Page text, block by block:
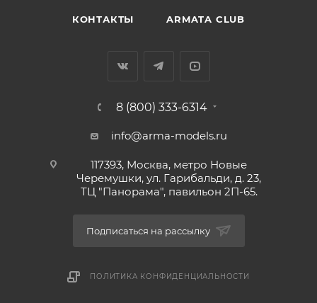
КОНТАКТЫ ARMATA CLUB
8 (800) 333-6314
info@arma-models.ru
117393, Москва, метро Новые
Черемушки, ул. Гарибальди, д. 23,
ТЦ "Панорама", павильон 2П-65.
Подписаться на рассылку
ПОЛИТИКА КОНФИДЕНЦИАЛЬНОСТИ